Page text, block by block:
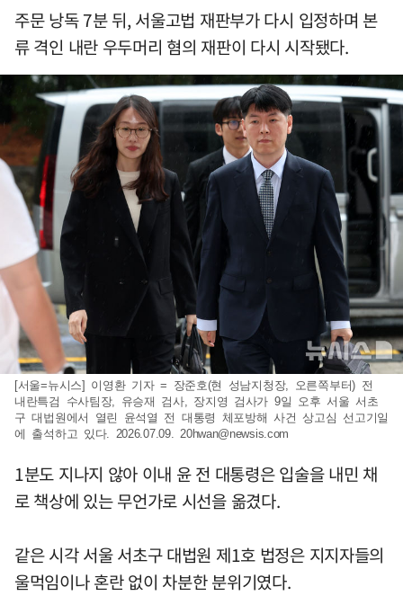
주문 낭독 7분 뒤, 서울고법 재판부가 다시 입정하며 본
류 격인 내란 우두머리 혐의 재판이 다시 시작됐다.
[서울=뉴시스] 이영환 기자 = 장준호(현 성남지청장, 오른쪽부터) 전
내란특검 수사팀장, 유승재 검사, 장지영 검사가 9일 오후 서울 서초
구 대법원에서 열린 윤석열 전 대통령 체포방해 사건 상고심 선고기일
에 출석하고 있다. 2026.07.09.20hwan@newsis.com
1분도 지나지 않아 이내 윤 전 대통령은 입술을 내민 채
로 책상에 있는 무언가로 시선을 옮겼다.
같은 시각 서울 서초구 대법원 제1호 법정은 지지자들의
울먹임이나 혼란 없이 차분한 분위기였다.